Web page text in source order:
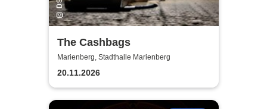
The Cashbags
Marienberg, Stadthalle Marienberg
20.11.2026